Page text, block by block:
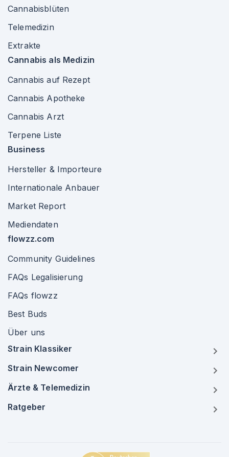
Cannabisblüten
Telemedizin
Extrakte
Cannabis als Medizin
Cannabis auf Rezept
Cannabis Apotheke
Cannabis Arzt
Terpene Liste
Business
Hersteller & Importeure
Internationale Anbauer
Market Report
Mediendaten
flowzz.com
Community Guidelines
FAQs Legalisierung
FAQs flowzz
Best Buds
Über uns
Strain Klassiker
Strain Newcomer
Ärzte & Telemedizin
Ratgeber